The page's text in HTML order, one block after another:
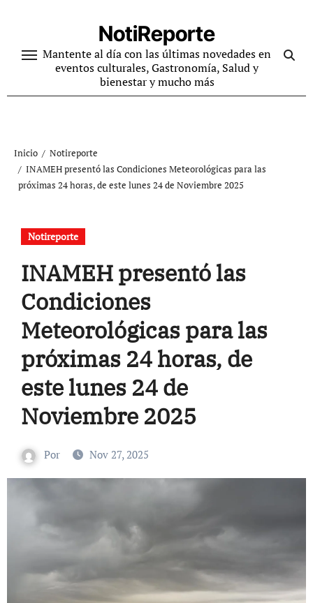
contenido
NotiReporte
Mantente al día con las últimas novedades en
eventos culturales, Gastronomía, Salud y
bienestar y mucho más
Inicio
Notireporte
INAMEH presentó las Condiciones Meteorológicas para las
próximas 24 horas, de este lunes 24 de Noviembre 2025
Notireporte
INAMEH presentó las
Condiciones
Meteorológicas para las
próximas 24 horas, de
este lunes 24 de
Noviembre 2025
Por Nov 27, 2025